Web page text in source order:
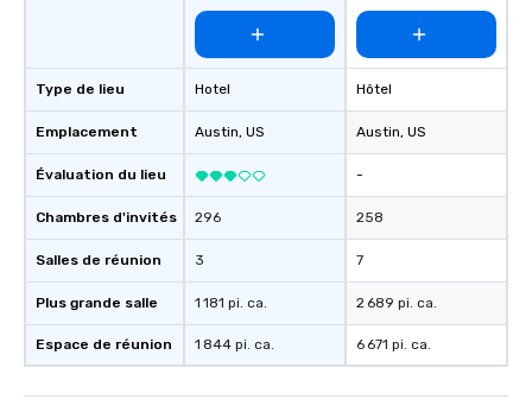
Type de lieu
Emplacement
Évaluation du lieu
Chambres d'invités
Salles de réunion
Plus grande salle
Espace de réunion
Hotel
Austin, US
296
3
1 181 pi. ca.
1 844 pi. ca.
Hôtel
Austin, US
-
258
7
2 689 pi. ca.
6 671 pi. ca.